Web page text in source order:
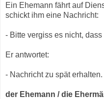
Ein Ehemann fährt auf
schickt ihm eine Nachricht:
- Bitte vergiss es nicht, dass
Er antwortet:
- Nachricht zu späterhalten.
der Ehemann / die